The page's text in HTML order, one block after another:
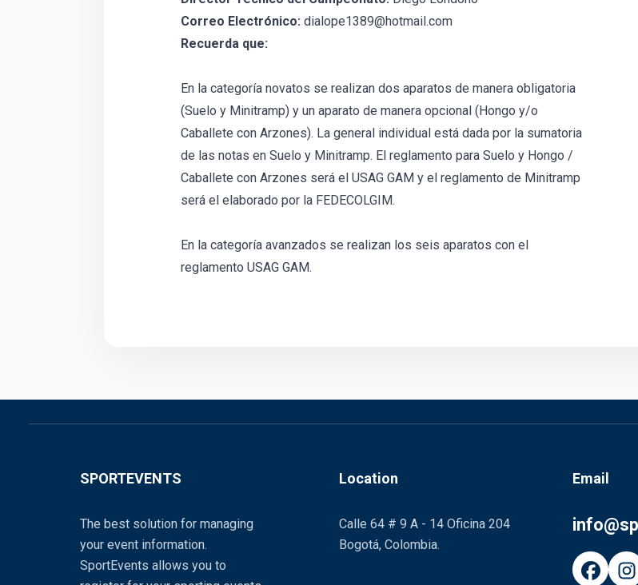
Correo Electrónico: dialope1389@hotmail.com
Recuerda que:
En la categoría novatos se realizan dos aparatos de manera obligatoria
(Suelo y Minitramp) y un aparato de manera opcional (Hongo y/o
Caballete con Arzones). La general individual está dada por la sumatoria
de las notas en Suelo y Minitramp. El reglamento para Suelo y Hongo /
Caballete con Arzones será el USAG GAM y el reglamento de Minitramp
será el elaborado por la FEDECOLGIM.
En la categoría avanzados se realizan los seis aparatos con el
reglamento USAG GAM.
SPORTEVENTS
The best solution for managing
your event information.
SportEvents allows you to
Location
Calle 64 # 9 A - 14 Oficina 204
Bogotá, Colombia.
Email